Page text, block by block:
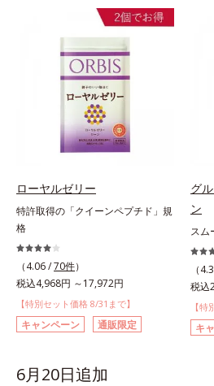
ローヤルゼリー
特許取得の「クイーンペプチド」規
格
（4.06 /70件）
税込4,968円 ～17,972円
【特別セット価格 8/31まで】
キャンペーン 通販限定
グ
ン
スム
（
税込
【
キ
6月20日追加